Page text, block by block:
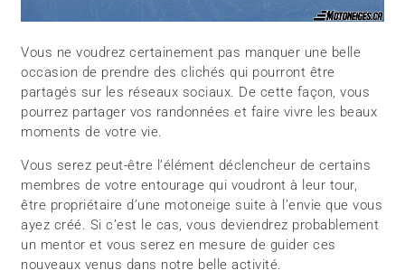
Vous ne voudrez certainement pas manquer une belle
occasion de prendre des clichés qui pourront être
partagés sur les réseaux sociaux. De cette façon, vous
pourrez partager vos randonnées et faire vivre les beaux
moments de votre vie.
Vous serez peut-être l’élément déclencheur de certains
membres de votre entourage qui voudront à leur tour,
être propriétaire d’une motoneige suite à l’envie que vous
ayez créé. Si c’est le cas, vous deviendrez probablement
un mentor et vous serez en mesure de guider ces
nouveaux venus dans notre belle activité.